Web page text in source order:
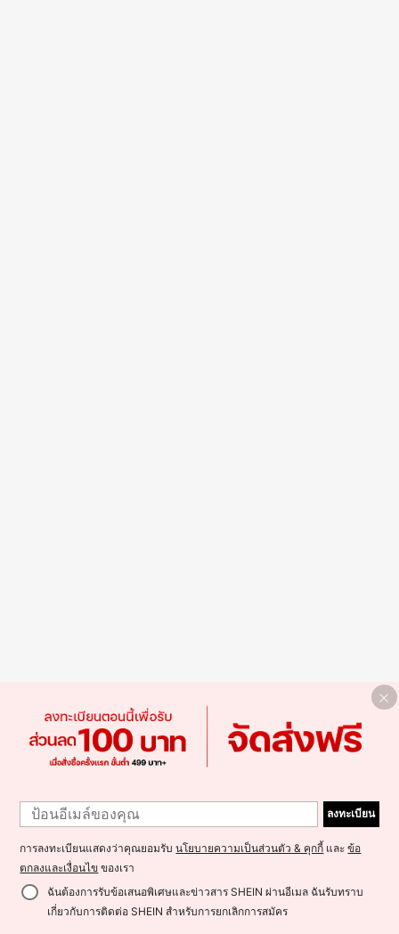
ลงทะเบียน
การลงทะเบียนแสดงว่าคุณยอมรับนโยบายความเป็นส่วนตัว & คุกกี้ และข้อ
ตกลงและเงื่อนไข ของเรา
ฉันต้องการรับข้อเสนอพิเศษและข่าวสาร SHEIN ผ่านอีเมล ฉันรับทราบ
เกี่ยวกับการติดต่อ SHEIN สำหรับการยกเลิกการสมัคร